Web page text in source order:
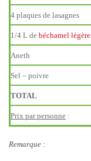
4 plaques de lasagnes
1/4 L de béchamel légère
Aneth
Sel – poivre
TOTAL
Prix par personne :
Remarque :